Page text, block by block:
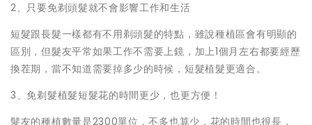
2、只要免剃頭髮就不會影響工作和生活
短髮跟長髮一樣都有不用剃頭髮的特點，雖說種植區會有明顯的
區別，但髮友平常如果工作不需要上鏡，加上1個月左右都要經歷
換茬期，當不知道需要掉多少的時候，短髮植髮更適合。
3、免剃髮植髮短髮花的時間更少，也更方便！
髮友的種植數量是2300單位，不多也算少，花的時間也很長，